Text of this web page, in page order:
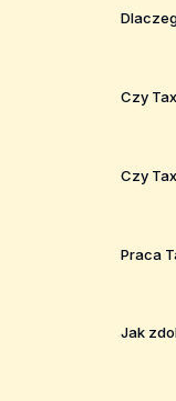
Czy
Czy
Praca
Jak